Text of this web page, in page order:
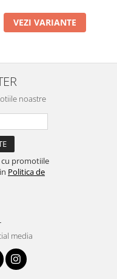
VEZI VARIANTE
noastre
cu promotiile
Politica de
media